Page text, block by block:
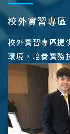
校外實習專區
校外實習專區提
環境，培養實務